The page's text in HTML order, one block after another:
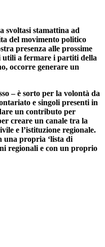
svoltasi stamattina ad
del movimento politico
presenza alle prossime
utili a fermare i partiti della
occorre generare un
– è sorto per la volontà da
e singoli presenti in
un contributo per
creare un canale tra la
e l’istituzione regionale.
una propria ‘lista di
regionali e con un proprio